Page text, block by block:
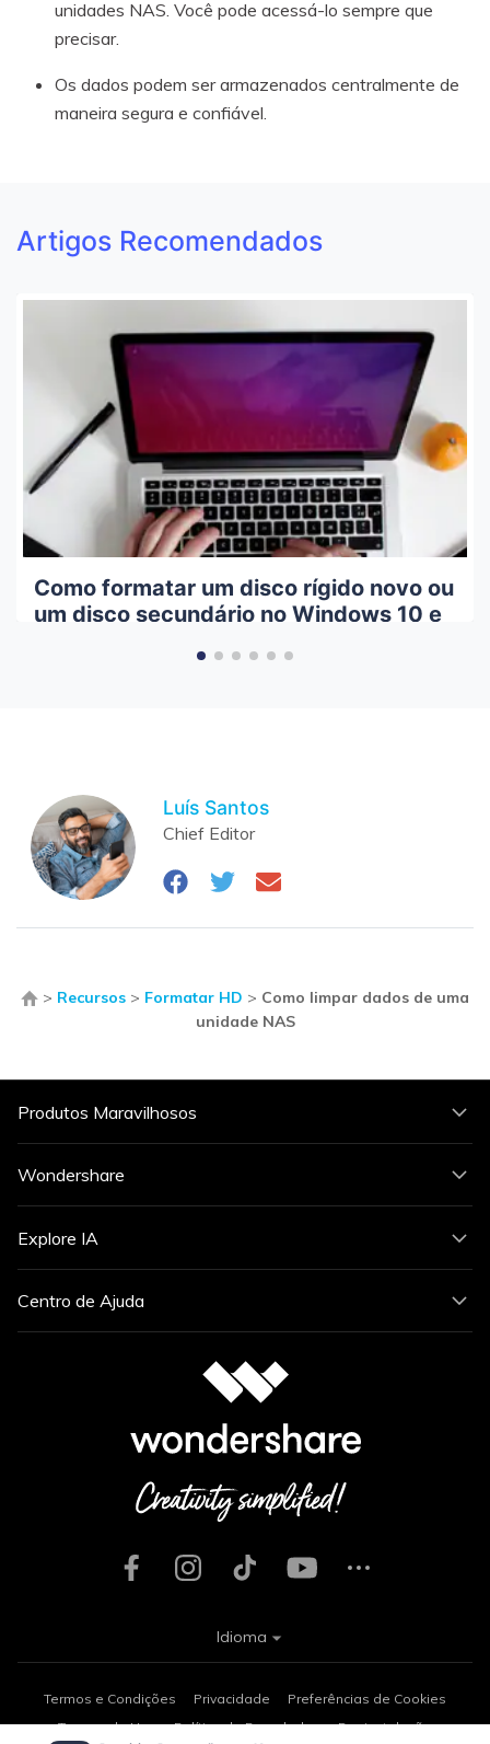
unidades NAS. Você pode acessá-lo sempre que
precisar.
Os dados podem ser armazenados centralmente de
maneira segura e confiável.
Artigos Recomendados
Como formatar um disco rígido novo ou
um disco secundário no Windows 10 e
Luís Santos
Chief Editor
> Recursos > Formatar HD > Como limpar dados de uma
unidade NAS
Produtos Maravilhosos
Wondershare
Explore IA
Centro de Ajuda
Termos e Condições Privacidade
Preferências de Cookies
Termos de Uso
Política de Reembolso Desinstalação
Idioma